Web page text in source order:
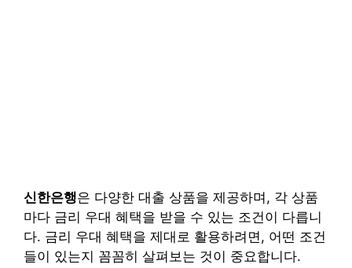
신한은행은 다양한 대출 상품을 제공하며, 각 상품
마다 금리 우대 혜택을 받을 수 있는 조건이 다릅니
다. 금리 우대 혜택을 제대로 활용하려면, 어떤 조건
들이 있는지 꼼꼼히 살펴보는 것이 중요합니다.